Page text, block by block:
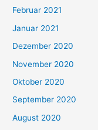
Februar 2021
Januar 2021
Dezember 2020
November 2020
Oktober 2020
September 2020
August 2020